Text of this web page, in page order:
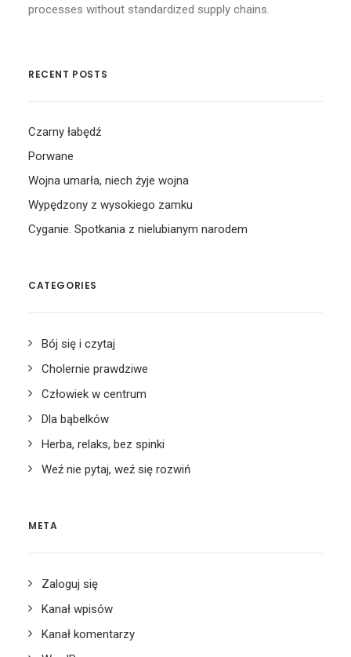
processes without standardized supply chains.
RECENT POSTS
Czarny łabędź
Porwane
Wojna umarła, niech żyje wojna
Wypędzony z wysokiego zamku
Cyganie. Spotkania z nielubianym narodem
CATEGORIES
Bój się i czytaj
Cholernie prawdziwe
Człowiek w centrum
Dla bąbelków
Herba, relaks, bez spinki
Weź nie pytaj, weź się rozwiń
META
Zaloguj się
Kanał wpisów
Kanał komentarzy